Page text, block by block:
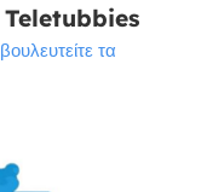
Teletubbies
τα